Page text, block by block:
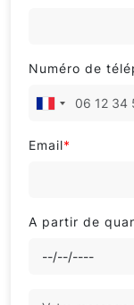
Numéro de
Email*
A partir de